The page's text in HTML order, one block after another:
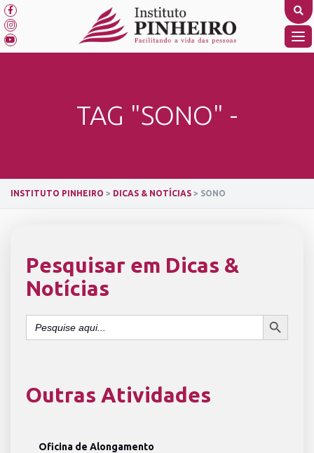
Skip
to
content
TAG "SONO" -
INSTITUTO PINHEIRO > DICAS & NOTÍCIAS > SONO
Pesquisar em Dicas &
Notícias
Search
for:
SEARCH BUTTON
Outras Atividades
Oficina de Alongamento